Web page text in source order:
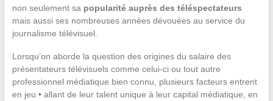
non seulement sa popularité auprès des téléspectateurs
mais aussi ses nombreuses années dévouées au service du
journalisme télévisuel.
Lorsqu’on aborde la question des origines du salaire des
présentateurs télévisuels comme celui-ci ou tout autre
professionnel médiatique bien connu, plusieurs facteurs entrent
en jeu • allant de leur talent unique à leur capital médiatique, en